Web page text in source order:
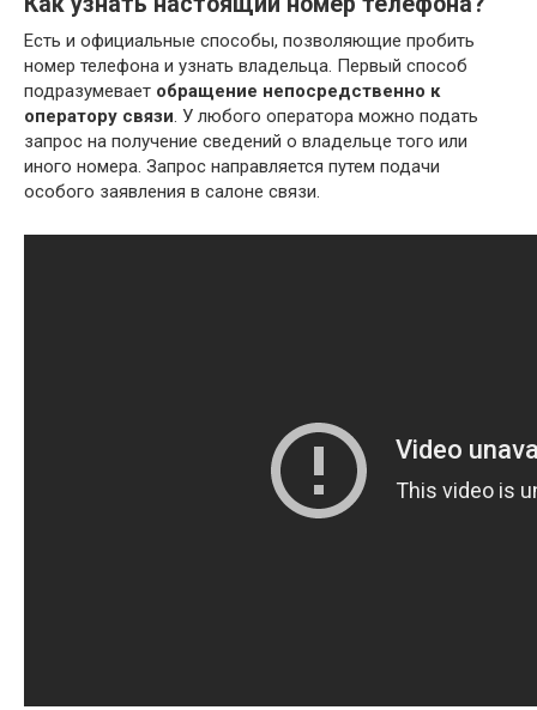
Есть и официальные способы, позволяющие пробить
номер телефона и узнать владельца. Первый способ
подразумевает обращение непосредственно к
оператору связи. У любого оператора можно подать
запрос на получение сведений о владельце того или
иного номера. Запрос направляется путем подачи
особого заявления в салоне связи.